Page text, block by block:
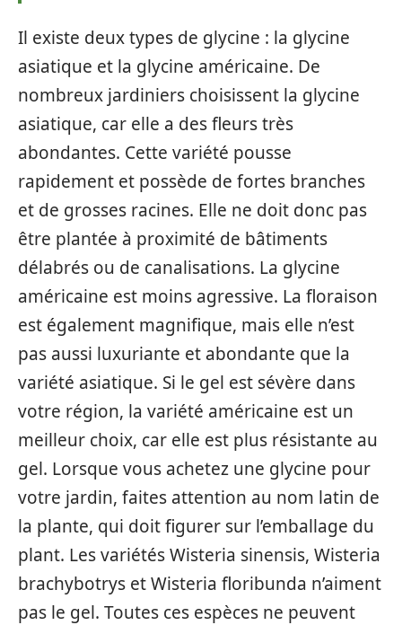
Il existe deux types de glycine : la glycine
asiatique et la glycine américaine. De
nombreux jardiniers choisissent la glycine
asiatique, car elle a des fleurs très
abondantes. Cette variété pousse
rapidement et possède de fortes branches
et de grosses racines. Elle ne doit donc pas
être plantée à proximité de bâtiments
délabrés ou de canalisations. La glycine
américaine est moins agressive. La floraison
est également magnifique, mais elle n’est
pas aussi luxuriante et abondante que la
variété asiatique. Si le gel est sévère dans
votre région, la variété américaine est un
meilleur choix, car elle est plus résistante au
gel. Lorsque vous achetez une glycine pour
votre jardin, faites attention au nom latin de
la plante, qui doit figurer sur l’emballage du
plant. Les variétés Wisteria sinensis, Wisteria
brachybotrys et Wisteria floribunda n’aiment
pas le gel. Toutes ces espèces ne peuvent